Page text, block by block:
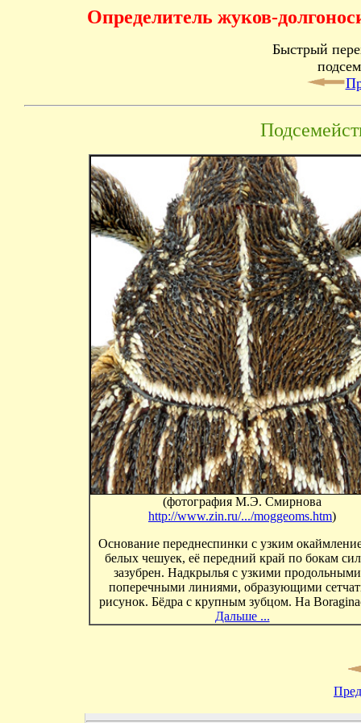
Определитель жуков-
Быстрый
(фотография М.Э. Смирнова
http://www.zin.ru/.../moggeoms.htm)
Основание переднеспинки с узким
белых чешуек, её передний край по бокам
зазубрен. Надкрылья с узкими
поперечными линиями, образующими
рисунок. Бёдра с крупным зубцом. На
Дальше ...